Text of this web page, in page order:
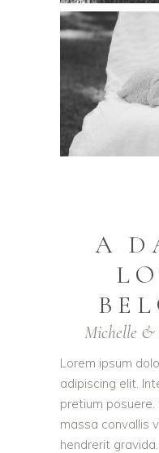
A
Michelle &
Lorem ipsum
adipiscing elit.
pretium posuere.
massa convallis
hendrerit